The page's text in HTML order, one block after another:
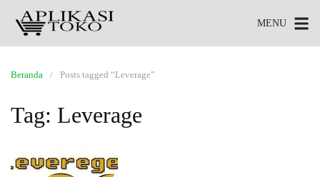
MENU
Beranda Posts tagged “Leverage”
Tag: Leverage